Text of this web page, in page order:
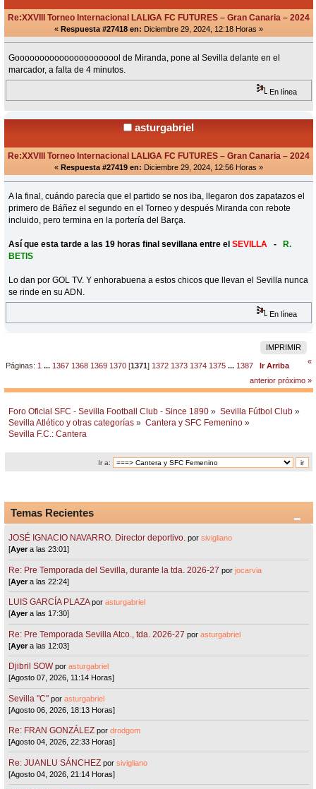
Re:XXVIII Torneo Internacional LALIGA FC FUTURES – Gran Canaria – 2024
« Respuesta #27418 en: Diciembre 29, 2024, 12:18 Horas »
Goooooooooooooooooooool de Miranda, pone al Sevilla delante en el
marcador, a falta de 4 minutos.
En línea
asturgabriel
Re:XXVIII Torneo Internacional LALIGA FC FUTURES – Gran Canaria – 2024
« Respuesta #27419 en: Diciembre 29, 2024, 12:56 Horas »
A la final, cuándo parecía que el partido se nos iba, llegaron dos zapatazos el
primero de Báñez el segundo en el Torneo y después Miranda con rebote
incluido, pero termina en la portería del Barça.
Así que esta tarde a las 19 horas final sevillana entre elSEVILLA -
R.
BETIS
Lo dan por GOL TV. Y enhorabuena a estos chicos que llevan el Sevilla nunca
se rinde en su ADN.
En línea
IMPRIMIR
Páginas: 1 ... 1367 1368 1369 1370 [1371] 1372 1373 1374 1375 ... 1387 Ir Arriba
«
anterior próximo »
Foro Oficial SFC - Sevilla Football Club - Since 1890 » Sevilla Fútbol Club »
Sevilla Atlético y otras categorías » Cantera y SFC Femenino »
Sevilla F.C.: Cantera
Ir a:
Temas Recientes
JOSÉ IGNACIO NAVARRO. Director deportivo. porsivigliano
[Ayera las 23:01]
Re: Pre Temporada del Sevilla, durante la tda. 2026-27 porjocarvia
[Ayera las 22:24]
LUIS GARCÍA PLAZA porasturgabriel
[Ayera las 17:30]
Re: Pre Temporada Sevilla Atco., tda. 2026-27 porasturgabriel
[Ayera las 12:03]
Djibril SOW porasturgabriel
[Agosto 07, 2026, 11:14 Horas]
Sevilla "C"porasturgabriel
[Agosto 06, 2026, 18:13 Horas]
Re: FRAN GONZÁLEZ pordrodgom
[Agosto 04, 2026, 22:33 Horas]
Re: JUANLU SÁNCHEZ porsivigliano
[Agosto 04, 2026, 21:14 Horas]